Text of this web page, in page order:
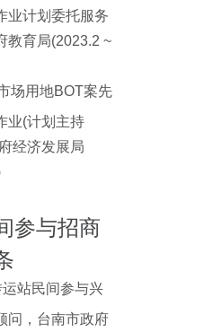
业计划委托服务
教育局(2023.2 ~
场用地BOT案先
业(计划主持
经济发展局
参与招商
站民间参与兴
问，台南市政府